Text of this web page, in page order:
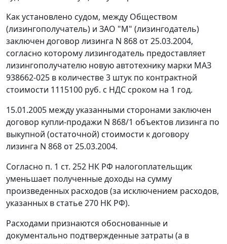
Как установлено судом, между Обществом
(лизингополучатель) и ЗАО "М" (лизингодатель)
заключен договор лизинга N 868 от 25.03.2004,
согласно которому лизингодатель предоставляет
лизингополучателю новую автотехнику марки МАЗ
938662-025 в количестве 3 штук по контрактной
стоимости 1115100 руб. с НДС сроком на 1 год.
15.01.2005 между указанными сторонами заключен
договор купли-продажи N 868/1 объектов лизинга по
выкупной (остаточной) стоимости к договору
лизинга N 868 от 25.03.2004.
Согласно п. 1 ст. 252 НК РФ налогоплательщик
уменьшает полученные доходы на сумму
произведенных расходов (за исключением расходов,
указанных в статье 270 НК РФ).
Расходами признаются обоснованные и
документально подтвержденные затраты (а в